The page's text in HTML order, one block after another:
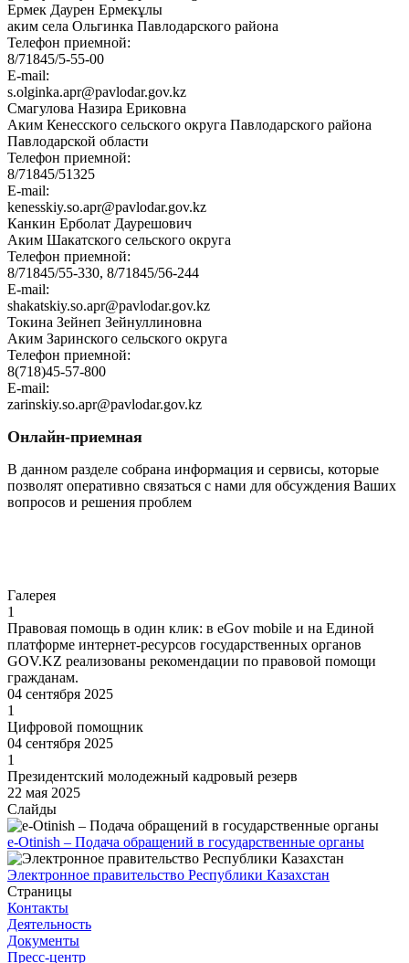
Ермек Даурен Ермекұлы
аким села Ольгинка Павлодарского района
Телефон приемной:
8/71845/5-55-00
E-mail:
s.olginka.apr@pavlodar.gov.kz
Смагулова Назира Ериковна
Аким Кенесского сельского округа Павлодарского района
Павлодарской области
Телефон приемной:
8/71845/51325
E-mail:
kenesskiy.so.apr@pavlodar.gov.kz
Канкин Ерболат Даурешович
Аким Шакатского сельского округа
Телефон приемной:
8/71845/55-330, 8/71845/56-244
E-mail:
shakatskiy.so.apr@pavlodar.gov.kz
Токина Зейнеп Зейнуллиновна
Аким Заринского сельского округа
Телефон приемной:
8(718)45-57-800
E-mail:
zarinskiy.so.apr@pavlodar.gov.kz
Онлайн-приемная
В данном разделе собрана информация и сервисы, которые
позволят оперативно связаться с нами для обсуждения Ваших
вопросов и решения проблем
Галерея
1
Правовая помощь в один клик: в еGov mobile и на Единой
платформе интернет-ресурсов государственных органов
GOV.KZ реализованы рекомендации по правовой помощи
гражданам.
04 сентября 2025
1
Цифровой помощник
04 сентября 2025
1
Президентский молодежный кадровый резерв
22 мая 2025
Слайды
e-Otinish – Подача обращений в государственные органы
Электронное правительство Республики Казахстан
Страницы
Контакты
Деятельность
Документы
Пресс-центр